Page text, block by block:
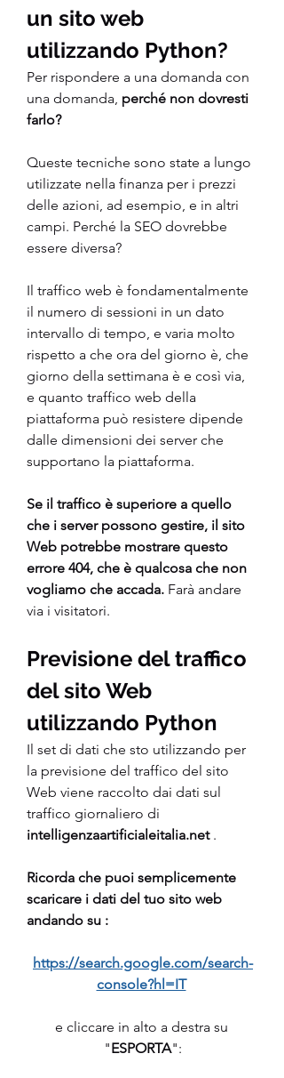
un sito web
utilizzando Python?
Per rispondere a una domanda con
una domanda, perché non dovresti
farlo?
Queste tecniche sono state a lungo
utilizzate nella finanza per i prezzi
delle azioni, ad esempio, e in altri
campi. Perché la SEO dovrebbe
essere diversa?
Il traffico web è fondamentalmente
il numero di sessioni in un dato
intervallo di tempo, e varia molto
rispetto a che ora del giorno è, che
giorno della settimana è e così via,
e quanto traffico web della
piattaforma può resistere dipende
dalle dimensioni dei server che
supportano la piattaforma.
Se il traffico è superiore a quello
che i server possono gestire, il sito
Web potrebbe mostrare questo
errore 404, che è qualcosa che non
vogliamo che accada. Farà andare
via i visitatori.
Previsione del traffico
del sito Web
utilizzando Python
Il set di dati che sto utilizzando per
la previsione del traffico del sito
Web viene raccolto dai dati sul
traffico giornaliero di
intelligenzaartificialeitalia.net .
Ricorda che puoi semplicemente
scaricare i dati del tuo sito web
andando su :
https://search.google.com/search-
console?hl=IT
e cliccare in alto a destra su
"ESPORTA":